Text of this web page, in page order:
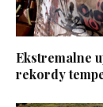
Ekstremalne
rekordy